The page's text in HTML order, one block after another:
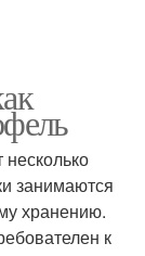
занимаются
хранению.
к